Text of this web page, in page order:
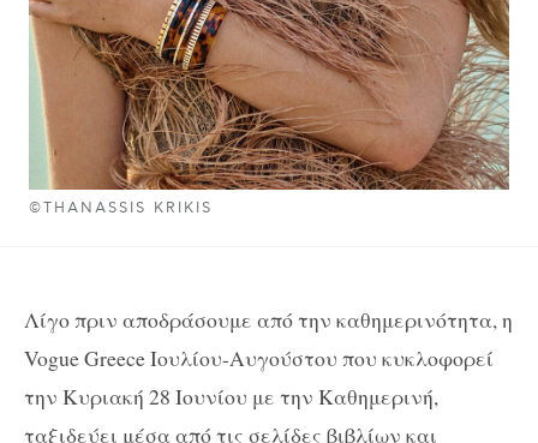
©THANASSIS KRIKIS
Λίγο πριν αποδράσουμε από την καθημερινότητα, η
Vogue Greece Ιουλίου-Αυγούστου που κυκλοφορεί
την Κυριακή 28 Ιουνίου με την Καθημερινή,
ταξιδεύει μέσα από τις σελίδες βιβλίων και